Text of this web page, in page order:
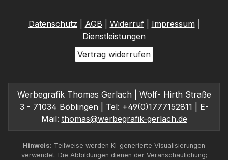
Datenschutz AGB Widerruf| Impressum
Dienstleistungen
Vertrag widerrufen
Werbegrafik Thomas Gerlach | Wolf- Hirth Straße
3 - 71034 Böblingen | Tel: +49(0)1777152811 | E-
Mail: thomas@werbegrafik-gerlach.de
Hinweis: Teilweise werden KI-generierte Visualisierungen
verwendet. Die Abbildungen dienen der Veranschaulichung;